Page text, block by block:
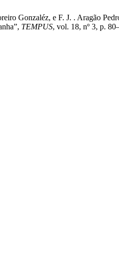
Gonzaléz, e F. J. . Aragão
TEMPUS, vol. 18, nº 3, p.